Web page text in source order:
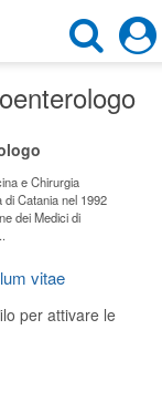
×
×
e Chirurgia
Catania nel 1992
dei Medici di
vitae
per attivare le